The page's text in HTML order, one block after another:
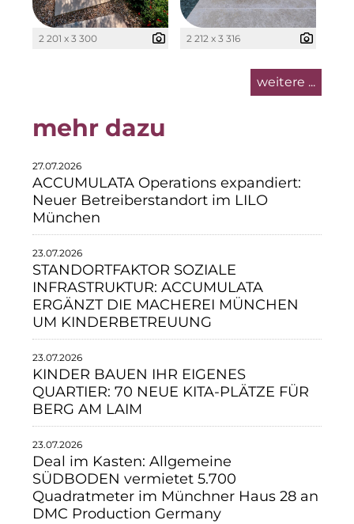
123C DIGITAL CONSULTING GMBH
Staycity Group
Über uns
Über SCRIVO Public Relations
Kontakt
2 201 x 3 300 2 212 x 3 316
weitere ...
mehr dazu
27.07.2026
ACCUMULATA Operations expandiert:
Neuer Betreiberstandort im LILO
München
23.07.2026
STANDORTFAKTOR SOZIALE
INFRASTRUKTUR: ACCUMULATA
ERGÄNZT DIE MACHEREI MÜNCHEN
UM KINDERBETREUUNG
23.07.2026
KINDER BAUEN IHR EIGENES
QUARTIER: 70 NEUE KITA-PLÄTZE FÜR
BERG AM LAIM
23.07.2026
Deal im Kasten: Allgemeine
SÜDBODEN vermietet 5.700
Quadratmeter im Münchner Haus 28 an
DMC Production Germany